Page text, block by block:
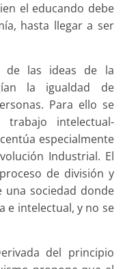
el educando debe
hasta llegar a ser
de las ideas de la
la igualdad de
Para ello se
intelectual-
especialmente
Industrial. El
de división y
una sociedad donde
e intelectual, y no se
del principio